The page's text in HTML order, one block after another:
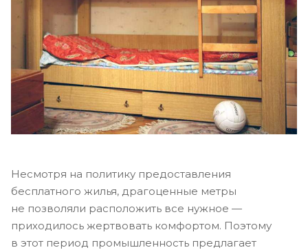
Несмотря на политику предоставления
бесплатного жилья, драгоценные метры
не позволяли расположить все нужное —
приходилось жертвовать комфортом. Поэтому
в этот период промышленность предлагает